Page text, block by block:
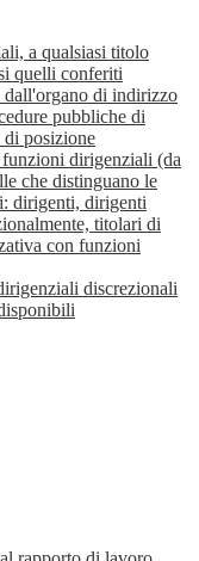
a qualsiasi titolo
quelli conferiti
dall'organo di indirizzo
pubbliche di
di posizione
dirigenziali (da
che distinguano le
dirigenti, dirigenti
titolari di
con funzioni
discrezionali